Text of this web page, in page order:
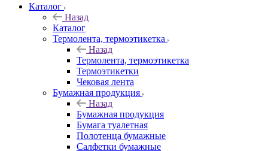
Каталог
Назад
Каталог
Термолента, термоэтикетка
Назад
Термолента, термоэтикетка
Термоэтикетки
Чековая лента
Бумажная продукция
Назад
Бумажная продукция
Бумага туалетная
Полотенца бумажные
Салфетки бумажные